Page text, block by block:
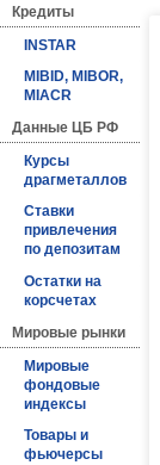
Кредиты
INSTAR
MIBID, MIBOR,
MIACR
Данные ЦБ РФ
Курсы
драгметаллов
Ставки
привлечения
по депозитам
Остатки на
корсчетах
Мировые рынки
Мировые
фондовые
индексы
Товары и
фьючерсы